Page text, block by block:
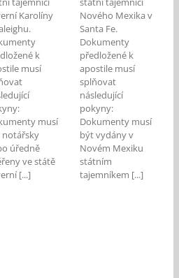
Karolíny
k
musí
musí
notářsky
úředně
ve státě
[...]
Nového Mexika v
Santa Fe.
Dokumenty
předložené k
apostile musí
splňovat
následující
pokyny:
Dokumenty musí
být vydány v
Novém Mexiku
státním
tajemníkem [...]